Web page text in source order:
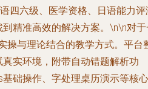
四六级、医学资格、日语能力评
精准高效的解决方案。\n\n对
操与理论结合的教学方式。平台
实环境，附带自动错题解析功
础操作、字处理桌历演示等核心